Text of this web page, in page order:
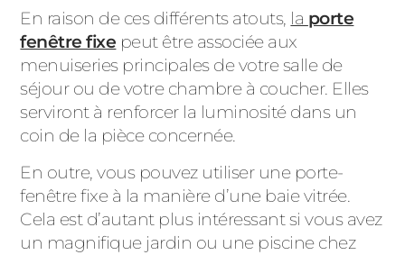
En raison de ces différents atouts, la porte
fenêtre fixe peut être associée aux
menuiseries principales de votre salle de
séjour ou de votre chambre à coucher. Elles
serviront à renforcer la luminosité dans un
coin de la pièce concernée.
En outre, vous pouvez utiliser une porte-
fenêtre fixe à la manière d’une baie vitrée.
Cela est d’autant plus intéressant si vous avez
un magnifique jardin ou une piscine chez